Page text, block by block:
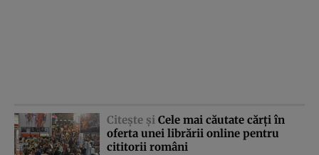
Citeşte şi Cele mai căutate cărţi în
oferta unei librării online pentru
cititorii români